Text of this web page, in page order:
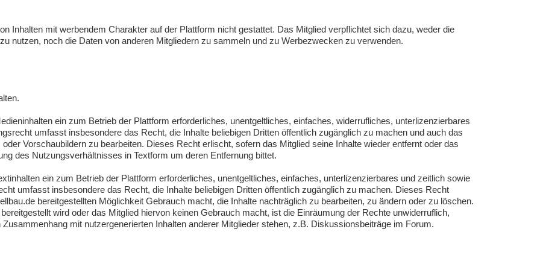
Inhalten mit werbendem Charakter auf der Plattform nicht gestattet. Das Mitglied verpflichtet sich dazu, weder die
nutzen, noch die Daten von anderen Mitgliedern zu sammeln und zu Werbezwecken zu verwenden.
ein zum Betrieb der Plattform erforderliches, unentgeltliches, einfaches, widerrufliches, unterlizenzierbares
umfasst insbesondere das Recht, die Inhalte beliebigen Dritten öffentlich zugänglich zu machen und auch das
Vorschaubildern zu bearbeiten. Dieses Recht erlischt, sofern das Mitglied seine Inhalte wieder entfernt oder das
des Nutzungsverhältnisses in Textform um deren Entfernung bittet.
ein zum Betrieb der Plattform erforderliches, unentgeltliches, einfaches, unterlizenzierbares und zeitlich sowie
umfasst insbesondere das Recht, die Inhalte beliebigen Dritten öffentlich zugänglich zu machen. Dieses Recht
bereitgestellten Möglichkeit Gebrauch macht, die Inhalte nachträglich zu bearbeiten, zu ändern oder zu löschen.
wird oder das Mitglied hiervon keinen Gebrauch macht, ist die Einräumung der Rechte unwiderruflich,
mit nutzergenerierten Inhalten anderer Mitglieder stehen, z.B. Diskussionsbeiträge im Forum.